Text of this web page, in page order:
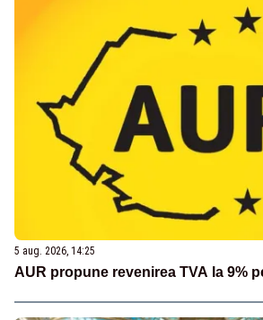
5 aug. 2026, 14:25
AUR propune revenirea TVA la 9%